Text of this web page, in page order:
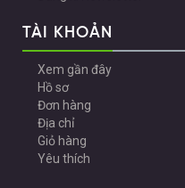
TÀI KHOẢN
Xem gần đây
Hồ sơ
Đơn hàng
Địa chỉ
Giỏ hàng
Yêu thích